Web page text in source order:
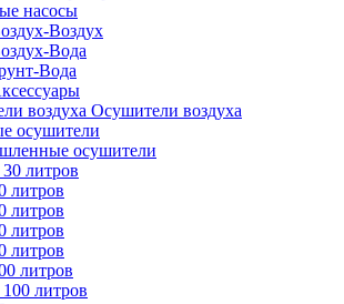
насосы
Воздух
Вода
Вода
Осушители воздуха
осушители
осушители
литров
литров
литров
литров
литров
литров
литров